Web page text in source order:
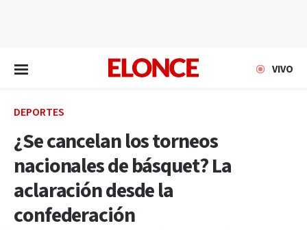
VIVO
DEPORTES
¿Se cancelan los torneos
nacionales de básquet? La
aclaración desde la
confederación